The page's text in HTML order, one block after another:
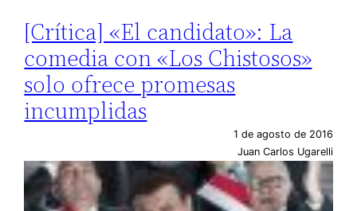
[Crítica] «El candidato»: La
comedia con «Los Chistosos»
solo ofrece promesas
incumplidas
1 de agosto de 2016
Juan Carlos Ugarelli